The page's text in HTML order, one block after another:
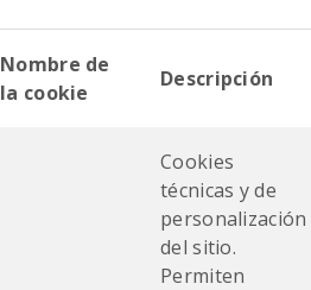
Nombre de
la cookie
Descripción
Cookies
técnicas y de
personalización
del sitio.
Permiten